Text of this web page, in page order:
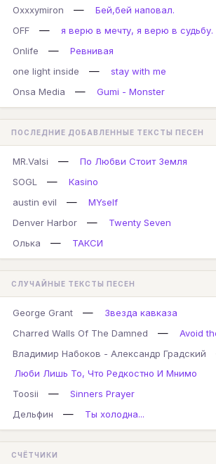
Oxxxymiron
—
Бей,бей наповал.
OFF
—
я верю в мечту, я верю в судьбу.
Onlife
—
Ревнивая
one light inside
—
stay with me
Onsa Media
— Gumi - Monster
ПОСЛЕДНИЕ ДОБАВЛЕННЫЕ ТЕКСТЫ ПЕСЕН
MR.Valsi —
По Любви Стоит Земля
SOGL
—
Кasino
austin evil
—
MYself
Denver Harbor
—
Twenty Seven
Олька
— ТАКСИ
СЛУЧАЙНЫЕ ТЕКСТЫ ПЕСЕН
George Grant —
Звезда кавказа
Charred Walls Of The Damned
—
Avoid
Владимир Набоков - Александр Градский
Люби Лишь То, Что Редкостно И Мнимо
Toosii
—
Sinners Prayer
Дельфин
— Ты холодна...
СЧЁТЧИКИ